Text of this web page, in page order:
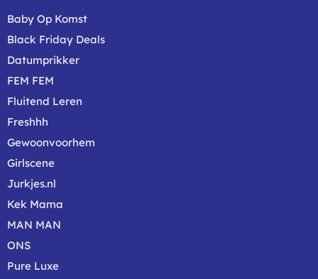
Baby Op Komst
Black Friday Deals
Datumprikker
FEM FEM
Fluitend Leren
Freshhh
Gewoonvoorhem
Girlscene
Jurkjes.nl
Kek Mama
MAN MAN
ONS
Pure Luxe